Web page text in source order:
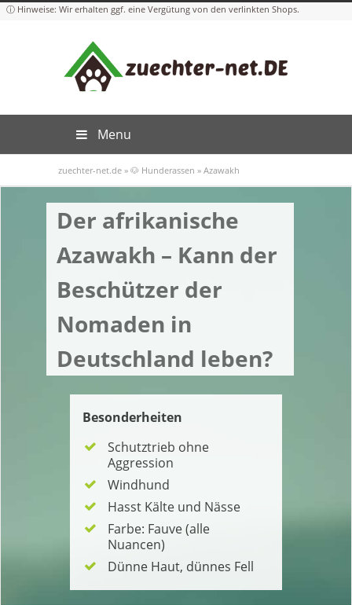
Menu
zuechter-net.de » 🐶 Hunderassen » Azawakh
Der afrikanische
Azawakh – Kann der
Beschützer der
Nomaden in
Deutschland leben?
Besonderheiten
Schutztrieb ohne
Aggression
Windhund
Hasst Kälte und Nässe
Farbe: Fauve (alle
Nuancen)
Dünne Haut, dünnes Fell